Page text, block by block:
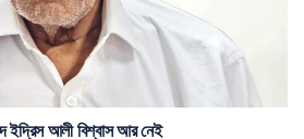
ইদ্রিস আলী বিশ্বাস আর নেই